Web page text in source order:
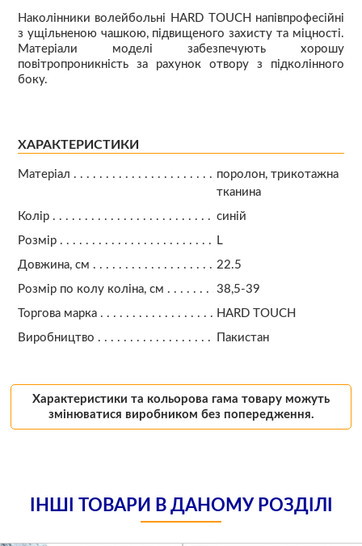
Наколінники волейбольні HARD TOUCH напівпрофесійні
з ущільненою чашкою, підвищеного захисту та міцності.
Матеріали моделі забезпечують хорошу
повітропроникність за рахунок отвору з підколінного
боку.
ХАРАКТЕРИСТИКИ
Матеріал
поролон, трикотажна
тканина
Колір
синій
Розмір
L
Довжина, см
22.5
Розмір по колу коліна, см
38,5-39
Торгова марка
HARD TOUCH
Виробництво
Пакистан
Характеристики та кольорова гама товару можуть
змінюватися виробником без попередження.
ІНШІ ТОВАРИ В ДАНОМУ РОЗДІЛІ